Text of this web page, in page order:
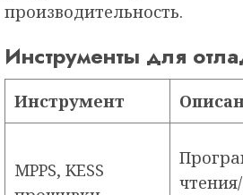
производительность.
Инструменты для
Инструмент
MPPS, KESS